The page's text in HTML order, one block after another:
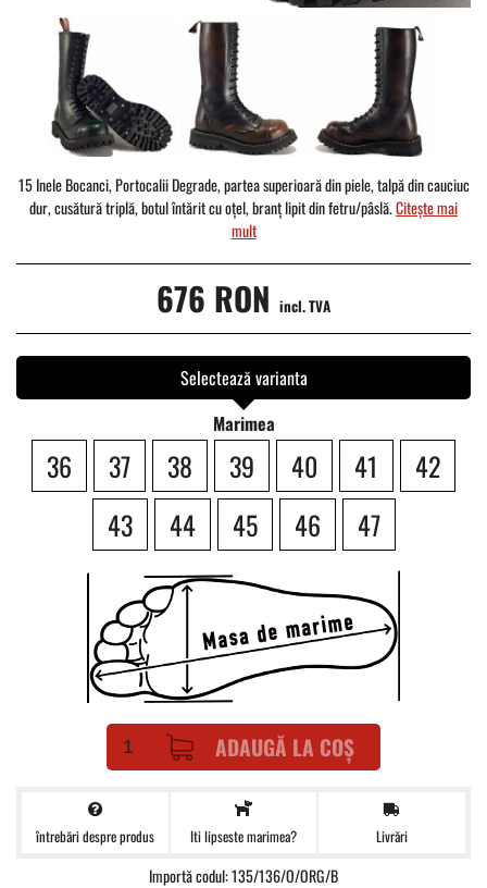
15 Inele Bocanci, Portocalii Degrade, partea superioară din piele, talpă din cauciuc
dur, cusătură triplă, botul întărit cu oțel, branț lipit din fetru/pâslă.Citește mai
mult
676 RON incl. TVA
Selectează varianta
Marimea
36 37 38 39 40 41
42
43
44 45 46 47
ADAUGĂ LA COȘ
întrebări despre produs Iti lipseste marimea? Livrări
Importă codul: 135/136/O/ORG/B